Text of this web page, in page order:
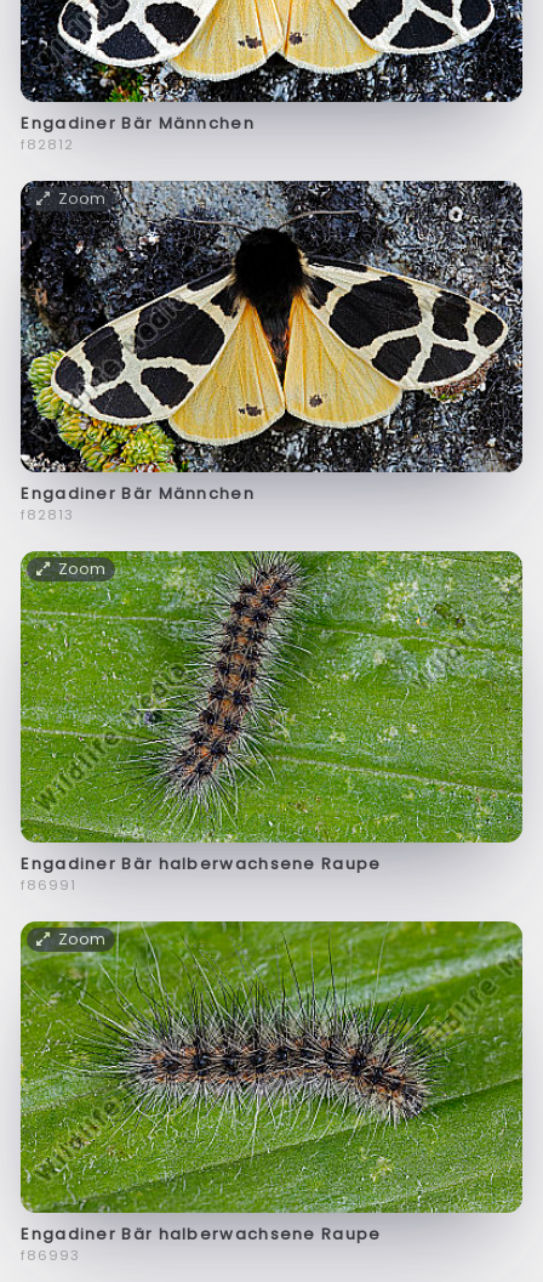
Engadiner Bär Männchen
f82812
Zoom
Engadiner Bär Männchen
f82813
Zoom
Engadiner Bär halberwachsene Raupe
f86991
Zoom
Engadiner Bär halberwachsene Raupe
f86993